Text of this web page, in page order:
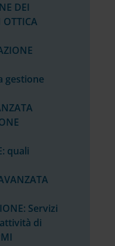
DEI
OTTICA
gestione
quali
Servizi
di